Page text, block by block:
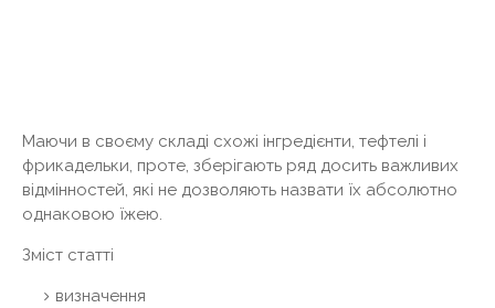
Маючи в своєму складі схожі інгредієнти, тефтелі і
фрикадельки, проте, зберігають ряд досить важливих
відмінностей, які не дозволяють назвати їх абсолютно
однаковою їжею.
Зміст статті
визначення